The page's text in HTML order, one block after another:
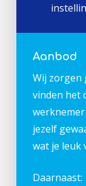
Aanbod
Wij zorgen
vinden het
jezelf
wat je leuk
Daarnaast: